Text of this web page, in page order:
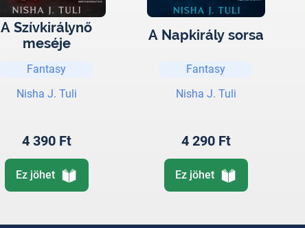
A Szívkirálynő
meséje
Fantasy
Nisha J. Tuli
4 390 Ft
Ez jöhet
A Napkirály sorsa
Fantasy
Nisha J. Tuli
4 290 Ft
Ez jöhet